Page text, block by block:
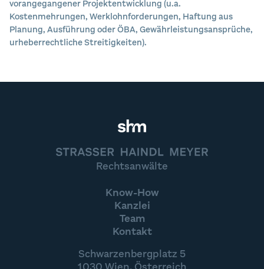
vorangegangener Projektentwicklung (u.a.
Kostenmehrungen, Werklohnforderungen, Haftung aus
Planung, Ausführung oder ÖBA, Gewährleistungsansprüche,
urheberrechtliche Streitigkeiten).
STRASSER HAINDL MEYER
Rechtsanwälte
Know-How
Kanzlei
Team
Kontakt
Schwarzenbergplatz 5